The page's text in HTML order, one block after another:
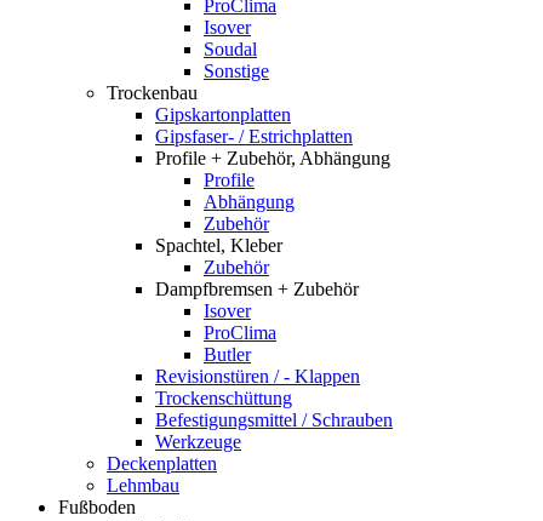
ProClima
Isover
Soudal
Sonstige
Trockenbau
Gipskartonplatten
Gipsfaser- / Estrichplatten
Profile + Zubehör, Abhängung
Profile
Abhängung
Zubehör
Spachtel, Kleber
Zubehör
Dampfbremsen + Zubehör
Isover
ProClima
Butler
Revisionstüren / - Klappen
Trockenschüttung
Befestigungsmittel / Schrauben
Werkzeuge
Deckenplatten
Lehmbau
Fußboden